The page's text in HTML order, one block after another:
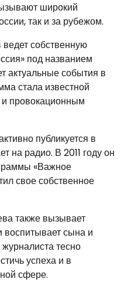
широкий
так и за рубежом.
собственную
под названием
актуальные события в
стала известной
провокационным
публикуется в
на радио. В 2011 году он
«Важное
свое собственное
также вызывает
воспитывает сына и
тесно
успеха и в
сфере.